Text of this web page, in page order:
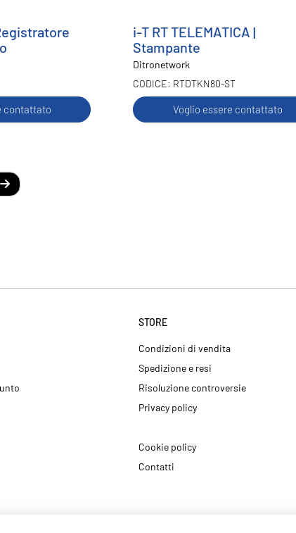
contattato
i-T RT TELEMATICA |
Stampante
Ditronetwork
RTDTKN80-ST
Voglio essere contattato
la pagina
Pagina
Successivo
STORE
Condizioni di vendita
Spedizione e resi
Risoluzione controversie
Privacy policy
Cookie policy
Contatti